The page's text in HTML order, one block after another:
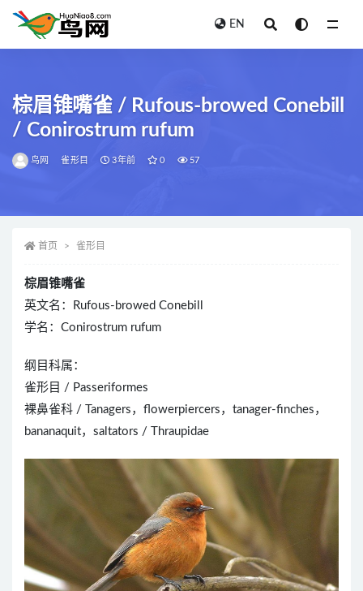
EN
棕眉锥嘴雀 / Rufous-browed Conebill
/ Conirostrum rufum
鸟网 雀形目 3年前 0 57
首页 雀形目
棕眉锥嘴雀
英文名：Rufous-browed Conebill
学名：Conirostrum rufum
纲目科属：
雀形目 / Passeriformes
裸鼻雀科 / Tanagers，flowerpiercers，tanager-finches，
bananaquit，saltators / Thraupidae